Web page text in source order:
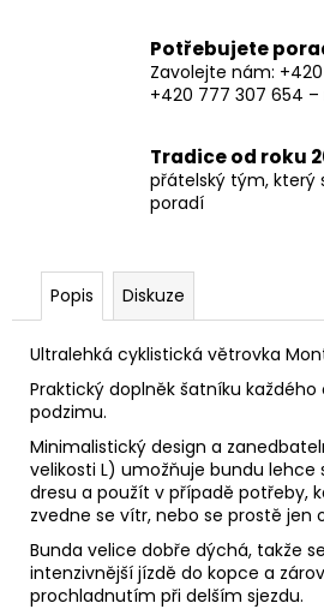
Potřebujete
Zavolejte nám:
+420 777 307 654
Tradice od roku
přátelský tým, který
poradí
Popis Diskuze
Ultralehká cyklistická větrovka
Praktický doplněk šatníku každého
podzimu.
Minimalistický design a
velikosti L) umožňuje bundu lehce
dresu a použít v případě potřeby,
zvedne se vítr, nebo se prostě jen
Bunda velice dobře dýchá, takže
intenzivnější jízdě do kopce a
prochladnutím při delším sjezdu.